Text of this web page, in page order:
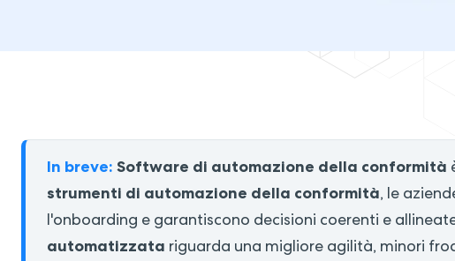
In breve: Software di automazione della conformità
strumenti di automazione della conformità, le
l'onboarding e garantiscono decisioni coerenti e
automatizzata riguarda una migliore agilità, minori